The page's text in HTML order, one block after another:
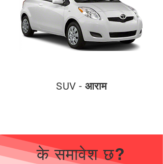
SUV - आराम
के समावेश छ?